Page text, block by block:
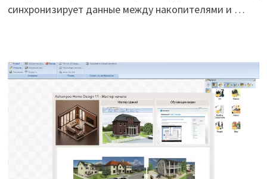
синхронизирует данные между накопителями и …